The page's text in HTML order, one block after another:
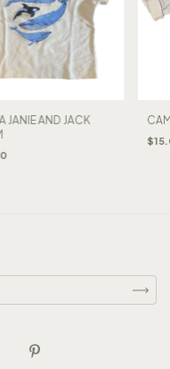
JANIE AND JACK